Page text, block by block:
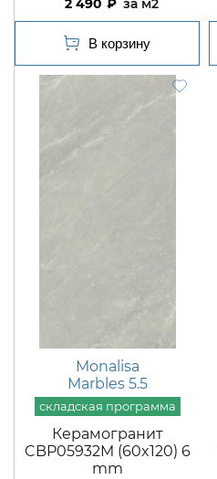
2 490 м2
Monalisa
Marbles 5.5
Керамогранит
CBP05932M (60x120) 6
mm